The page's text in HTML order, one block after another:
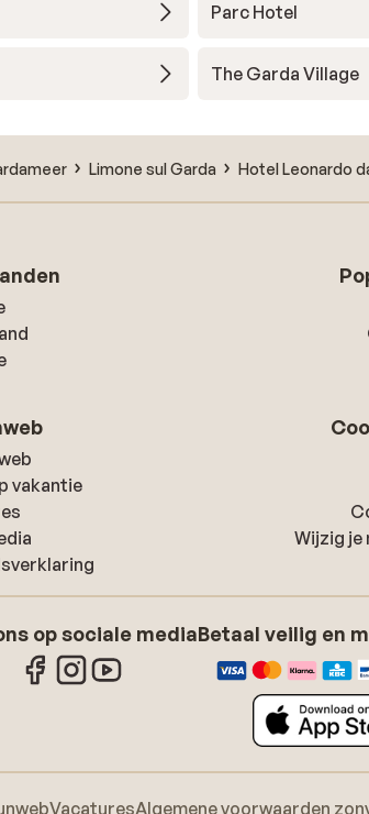
Parc Hotel
The Garda Village
Limone sul Garda Hotel Leonardo
vakantie
Wijzig
op sociale mediaBetaal veilig en
VacaturesAlgemene voorwaarden